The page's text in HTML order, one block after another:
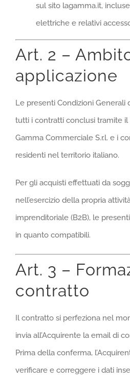
sul sito lagamma.it,
elettriche e relativi
Art. 2 –
applicazione
Le presenti Condizioni Generali
tutti i contratti conclusi tramite il
Gamma Commerciale S.r.l. e i
residenti nel territorio italiano.
Per gli acquisti effettuati da
nell’esercizio della propria
imprenditoriale (B2B), le
in quanto compatibili.
Art. 3 –
contratto
Il contratto si perfeziona nel
invia all’Acquirente la email di
Prima della conferma,
verificare e correggere i dati